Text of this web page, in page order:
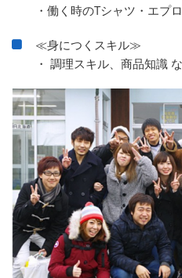
・働く時のTシャツ・エプ
≪身につくスキル≫
・ 調理スキル、商品知識